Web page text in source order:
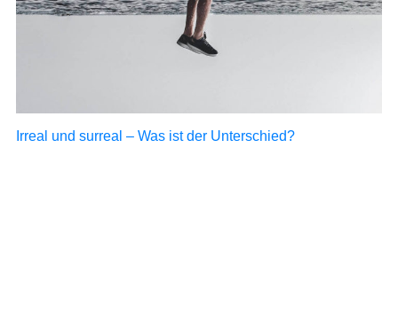
Irreal und surreal – Was ist der Unterschied?